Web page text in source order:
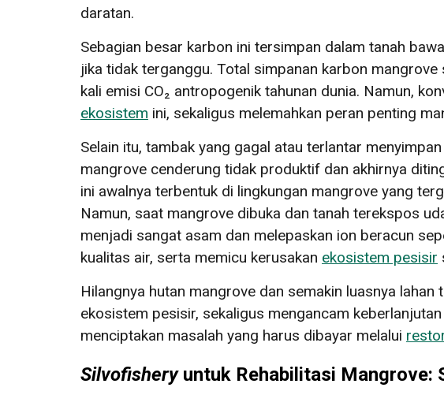
daratan.
Sebagian besar karbon ini tersimpan dalam tanah
jika tidak terganggu. Total simpanan karbon
kali emisi CO₂ antropogenik tahunan dunia. Namun,
ekosistem ini, sekaligus melemahkan peran penting
Selain itu, tambak yang gagal atau terlantar
mangrove cenderung tidak produktif dan akhirnya
ini awalnya terbentuk di lingkungan mangrove yang
Namun, saat mangrove dibuka dan tanah terekspos
menjadi sangat asam dan melepaskan ion beracun
kualitas air, serta memicu kerusakan ekosistem pesisir
Hilangnya hutan mangrove dan semakin luasnya
ekosistem pesisir, sekaligus mengancam
menciptakan masalah yang harus dibayar melalui
Silvofisheryuntuk Rehabilitasi Mangrove: